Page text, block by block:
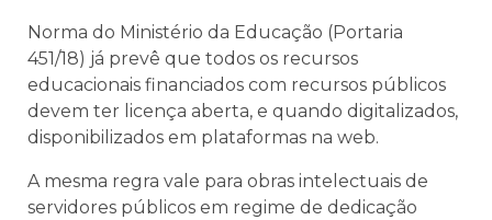
Norma do Ministério da Educação (Portaria
451/18) já prevê que todos os recursos
educacionais financiados com recursos públicos
devem ter licença aberta, e quando digitalizados,
disponibilizados em plataformas na web.
A mesma regra vale para obras intelectuais de
servidores públicos em regime de dedicação